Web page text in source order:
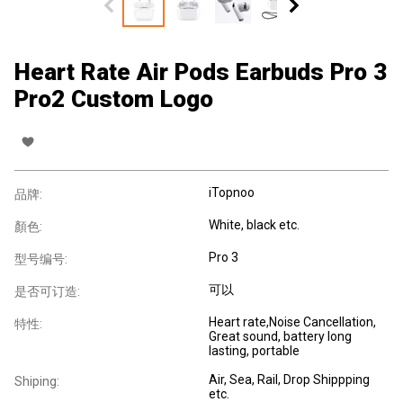
Heart Rate Air Pods Earbuds Pro 3
Pro2 Custom Logo
品牌: iTopnoo
顏色: White, black etc.
型号编号: Pro 3
是否可订造: 可以
特性:
Heart rate,Noise Cancellation,
Great sound, battery long
lasting, portable
Shiping:
Air, Sea, Rail, Drop Shippping
etc.